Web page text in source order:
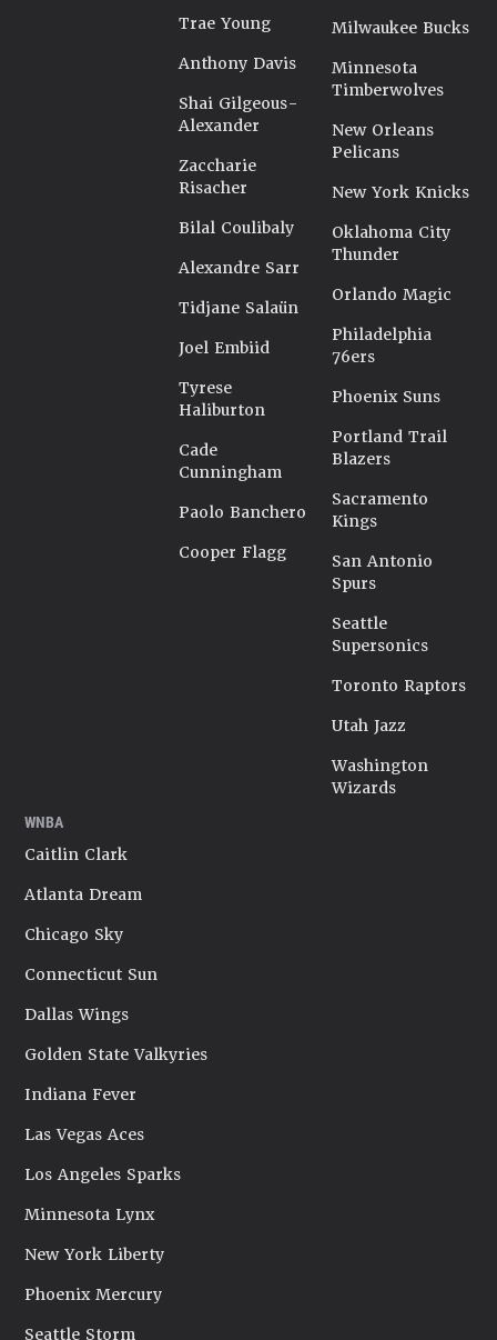
Trae Young
Anthony Davis
Shai Gilgeous-
Alexander
Zaccharie
Risacher
Bilal Coulibaly
Alexandre Sarr
Tidjane Salaün
Joel Embiid
Tyrese
Haliburton
Cade
Cunningham
Paolo Banchero
Cooper Flagg
Milwaukee Bucks
Minnesota
Timberwolves
New Orleans
Pelicans
New York Knicks
Oklahoma City
Thunder
Orlando Magic
Philadelphia
76ers
Phoenix Suns
Portland Trail
Blazers
Sacramento
Kings
San Antonio
Spurs
Seattle
Supersonics
Toronto Raptors
Utah Jazz
Washington
Wizards
WNBA
Caitlin Clark
Atlanta Dream
Chicago Sky
Connecticut Sun
Dallas Wings
Golden State Valkyries
Indiana Fever
Las Vegas Aces
Los Angeles Sparks
Minnesota Lynx
New York Liberty
Phoenix Mercury
Seattle Storm